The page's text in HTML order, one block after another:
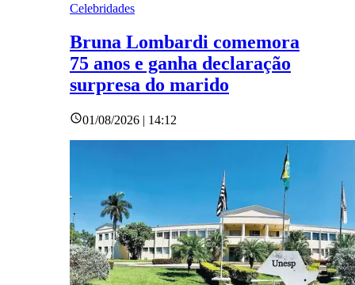
Celebridades
Bruna Lombardi comemora
75 anos e ganha declaração
surpresa do marido
01/08/2026 | 14:12